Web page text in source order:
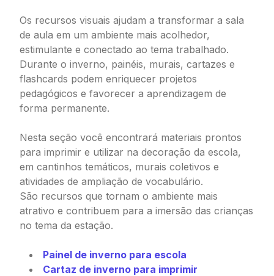
Os recursos visuais ajudam a transformar a sala
de aula em um ambiente mais acolhedor,
estimulante e conectado ao tema trabalhado.
Durante o inverno, painéis, murais, cartazes e
flashcards podem enriquecer projetos
pedagógicos e favorecer a aprendizagem de
forma permanente.
Nesta seção você encontrará materiais prontos
para imprimir e utilizar na decoração da escola,
em cantinhos temáticos, murais coletivos e
atividades de ampliação de vocabulário.
São recursos que tornam o ambiente mais
atrativo e contribuem para a imersão das crianças
no tema da estação.
Painel de inverno para escola
Cartaz de inverno para imprimir